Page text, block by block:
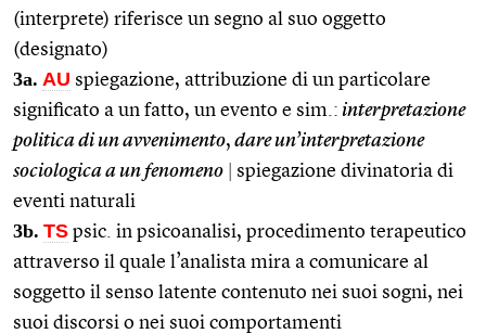
(interprete) riferisce un segno al suo oggetto
(designato)
3a. AU spiegazione, attribuzione di un particolare
significato a un fatto, un evento e sim.: interpretazione
politica di un avvenimento, dare un’interpretazione
sociologica a un fenomeno
spiegazione divinatoria di
eventi naturali
3b. TS psic. in psicoanalisi, procedimento terapeutico
attraverso il quale l’analista mira a comunicare al
soggetto il senso latente contenuto nei suoi sogni, nei
suoi discorsi o nei suoi comportamenti